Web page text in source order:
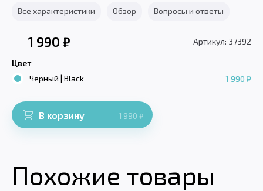
Все характеристики Обзор Вопросы и ответы
1 990 ₽ Артикул: 37392
Цвет
Чёрный | Black
1 990 ₽
В корзину 1 990 ₽
Похожие товары